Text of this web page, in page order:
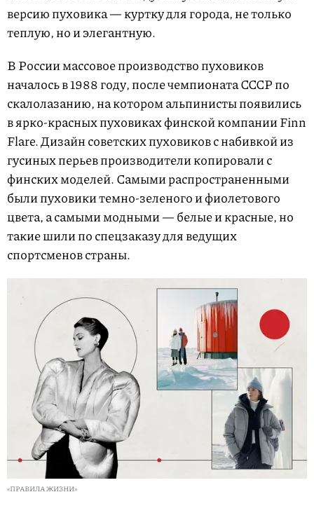
версию пуховика — куртку для города, не только
теплую, но и элегантную.
В России массовое производство пуховиков
началось в 1988 году, после чемпионата СССР по
скалолазанию, на котором альпинисты появились
в ярко-красных пуховиках финской компании Finn
Flare. Дизайн советских пуховиков с набивкой из
гусиных перьев производители копировали с
финских моделей. Самыми распространенными
были пуховики темно-зеленого и фиолетового
цвета, а самыми модными — белые и красные, но
такие шили по спецзаказу для ведущих
спортсменов страны.
«ПРАВИЛА ЖИЗНИ»